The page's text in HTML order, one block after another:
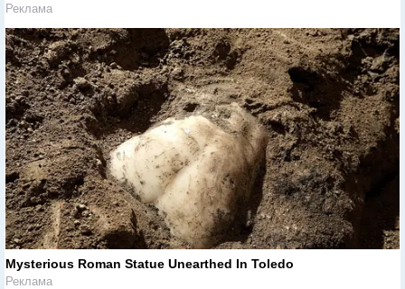
Реклама
Mysterious Roman Statue Unearthed In Toledo
Реклама